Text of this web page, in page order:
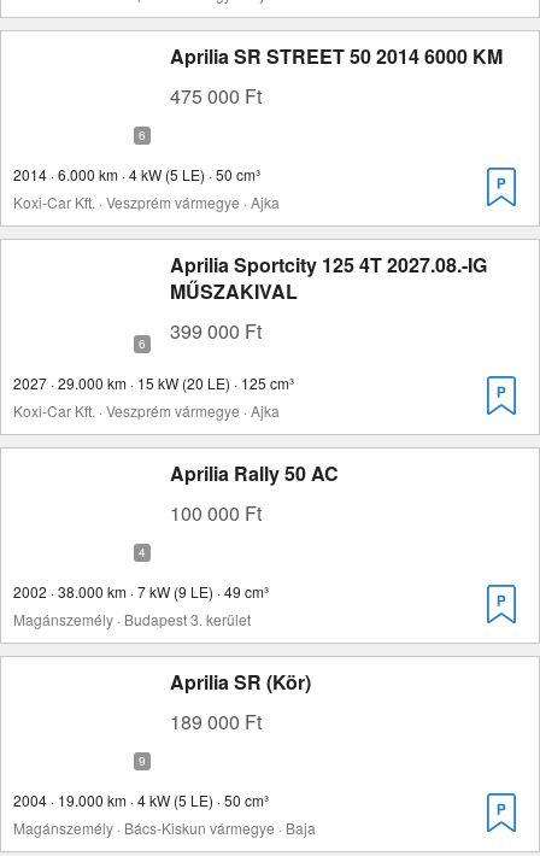
Aprilia SR STREET 50 2014 6000 KM
475 000 Ft
2014 · 6.000 km · 4 kW (5 LE) · 50 cm³
Koxi-Car Kft. · Veszprém vármegye · Ajka
Aprilia Sportcity 125 4T 2027.08.-IG
MŰSZAKIVAL
399 000 Ft
2027 · 29.000 km · 15 kW (20 LE) · 125 cm³
Koxi-Car Kft. · Veszprém vármegye · Ajka
Aprilia Rally 50 AC
100 000 Ft
2002 · 38.000 km · 7 kW (9 LE) · 49 cm³
Magánszemély · Budapest 3. kerület
Aprilia SR (Kör)
189 000 Ft
2004 · 19.000 km · 4 kW (5 LE) · 50 cm³
Magánszemély · Bács-Kiskun vármegye · Baja